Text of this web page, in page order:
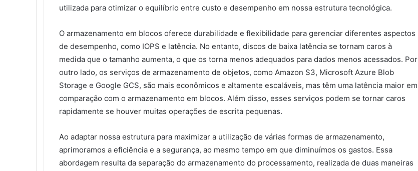
utilizada para otimizar o equilíbrio entre custo e desempenho em nossa estrutura tecnológica.
O armazenamento em blocos oferece durabilidade e flexibilidade para gerenciar diferentes aspectos
de desempenho, como IOPS e latência. No entanto, discos de baixa latência se tornam caros à
medida que o tamanho aumenta, o que os torna menos adequados para dados menos acessados. Por
outro lado, os serviços de armazenamento de objetos, como Amazon S3, Microsoft Azure Blob
Storage e Google GCS, são mais econômicos e altamente escaláveis, mas têm uma latência maior em
comparação com o armazenamento em blocos. Além disso, esses serviços podem se tornar caros
rapidamente se houver muitas operações de escrita pequenas.
Ao adaptar nossa estrutura para maximizar a utilização de várias formas de armazenamento,
aprimoramos a eficiência e a segurança, ao mesmo tempo em que diminuímos os gastos. Essa
abordagem resulta da separação do armazenamento do processamento, realizada de duas maneiras